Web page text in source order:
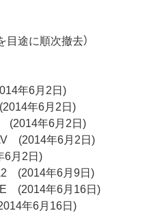
目途に順次撤去）
年6月2日)
年6月2日)
(2014年6月2日)
(2014年6月2日)
月2日)
(2014年6月9日)
(2014年6月16日)
年6月16日)